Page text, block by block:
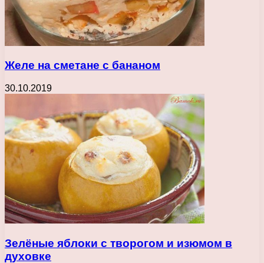
Желе на сметане с бананом
30.10.2019
Зелёные яблоки с творогом и изюмом в
духовке